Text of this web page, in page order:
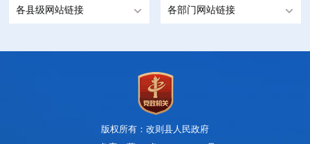
各县级网站链接 各部门网站链接
版权所有：改则县人民政府